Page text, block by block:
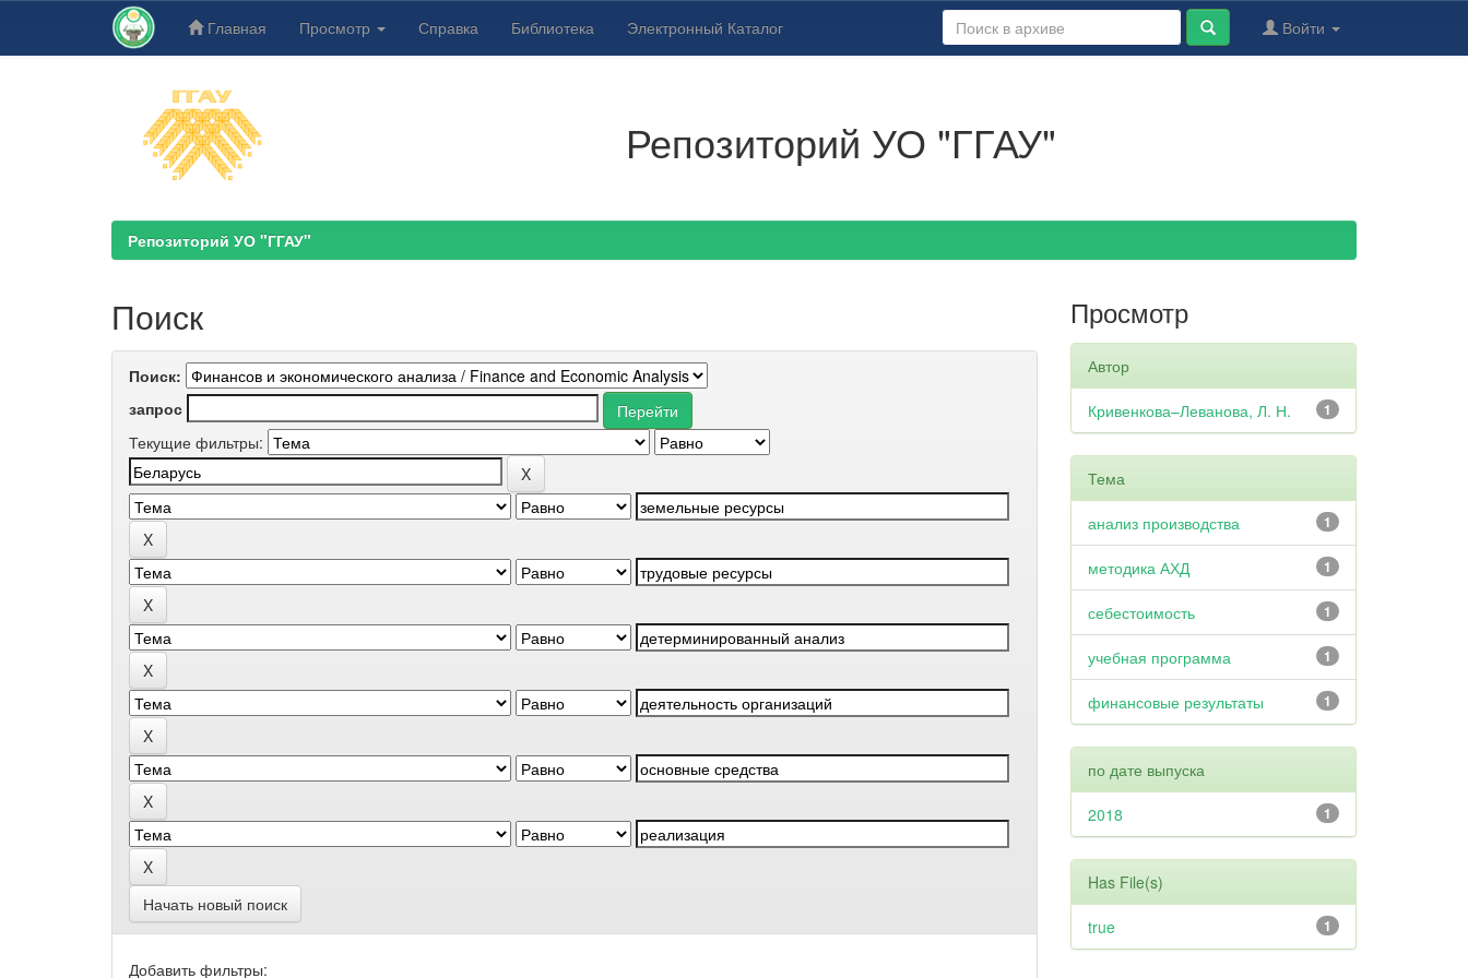
Главная Просмотр Справка Библиотека Электронный Каталог Войти
Репозиторий УО "ГГАУ"
Репозиторий УО "ГГАУ"
Поиск
Поиск:
запрос
Текущие фильтры:
Начать новый поиск
Добавить фильтры:
Просмотр
Автор
1
Кривенкова–Леванова, Л. Н.
Тема
1
анализ производства
1
методика АХД
1
себестоимость
1
учебная программа
1
финансовые результаты
по дате выпуска
1
2018
Has File(s)
1
true